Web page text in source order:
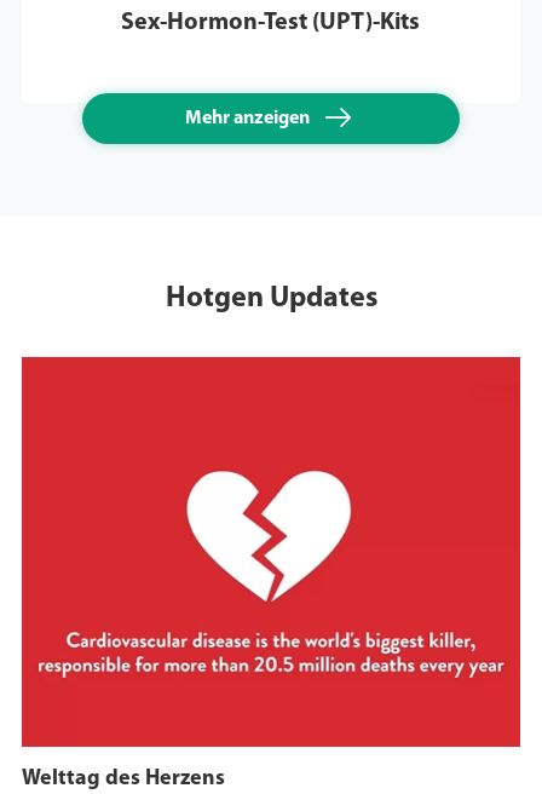
Sex-Hormon-Test (UPT)-Kits
Mehr anzeigen 
Hotgen Updates
Welttag des Herzens